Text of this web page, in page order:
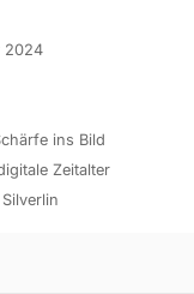
2024
ins Bild
Zeitalter